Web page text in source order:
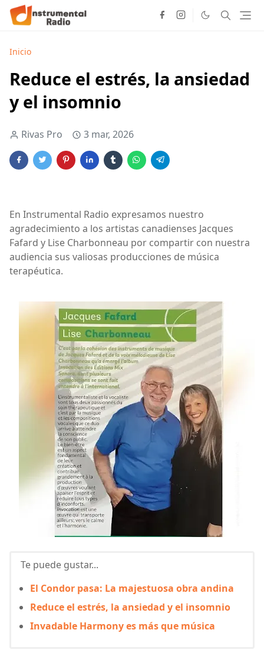
Inicio
Reduce el estrés, la ansiedad
y el insomnio
Rivas Pro 3 mar, 2026
En Instrumental Radio expresamos nuestro
agradecimiento a los artistas canadienses Jacques
Fafard y Lise Charbonneau por compartir con nuestra
audiencia sus valiosas producciones de música
terapéutica.
Te puede gustar...
El Condor pasa: La majestuosa obra andina
Reduce el estrés, la ansiedad y el insomnio
Invadable Harmony es más que música